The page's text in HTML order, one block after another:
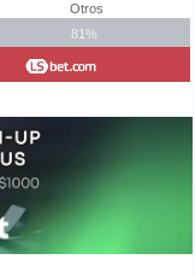
Otros
81%